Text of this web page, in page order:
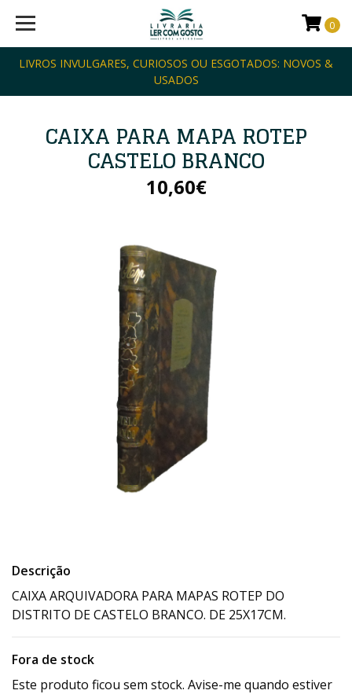
LIVROS INVULGARES, CURIOSOS OU ESGOTADOS: NOVOS &
USADOS
0
CAIXA PARA MAPA ROTEP
CASTELO BRANCO
10,60€
Descrição
CAIXA ARQUIVADORA PARA MAPAS ROTEP DO
DISTRITO DE CASTELO BRANCO. DE 25X17CM.
Fora de stock
Este produto ficou sem stock. Avise-me quando estiver